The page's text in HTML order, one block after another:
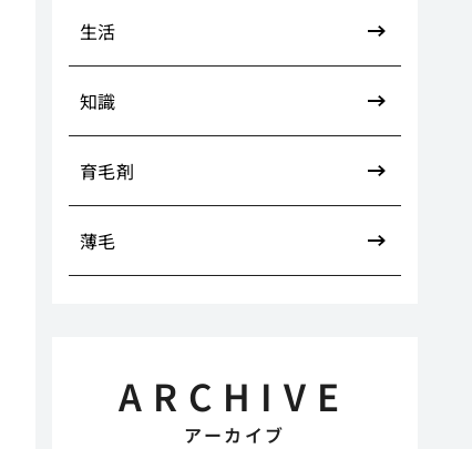
生活
知識
育毛剤
薄毛
ARCHIVE
アーカイブ